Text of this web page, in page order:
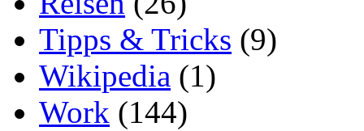
Tipps & Tricks (9)
Wikipedia (1)
Work (144)